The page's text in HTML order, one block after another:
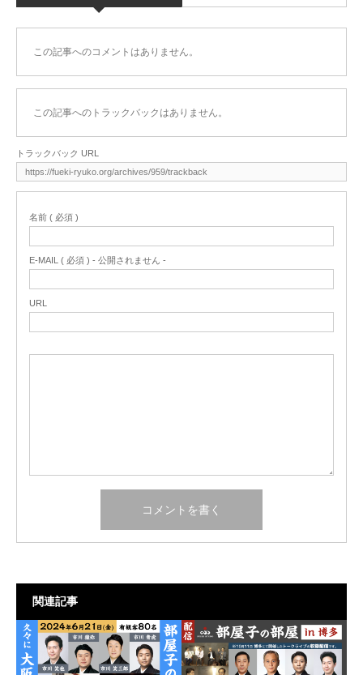
この記事へのコメントはありません。
この記事へのトラックバックはありません。
トラックバック URL
名前 ( 必須 )
E-MAIL ( 必須 ) - 公開されません -
URL
関連記事